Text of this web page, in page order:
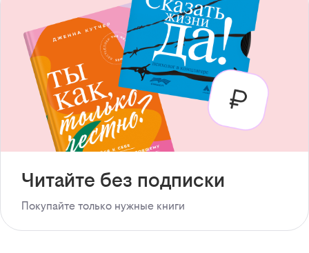
Читайте без подписки
Покупайте только нужные книги